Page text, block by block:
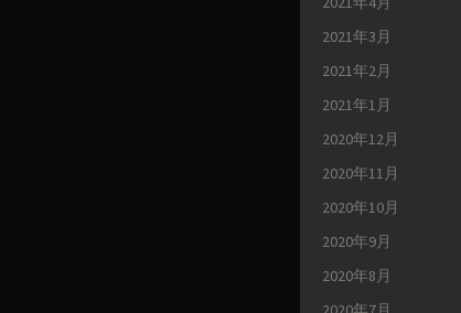
2021年3月
2021年2月
2021年1月
2020年12月
2020年11月
2020年10月
2020年9月
2020年8月